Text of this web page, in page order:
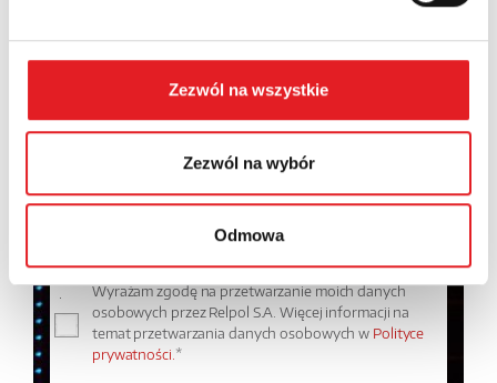
Zezwól na wszystkie
Zezwól na wybór
Odmowa
Województwo:
Treść: *
Wyrażam zgodę na przetwarzanie moich danych
osobowych przez Relpol S.A. Więcej informacji na
temat przetwarzania danych osobowych w Polityce
prywatności.*